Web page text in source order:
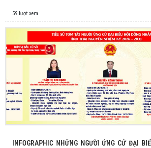
59 lượt xem
INFOGRAPHIC NHỮNG NGƯỜI ỨNG CỬ ĐẠI